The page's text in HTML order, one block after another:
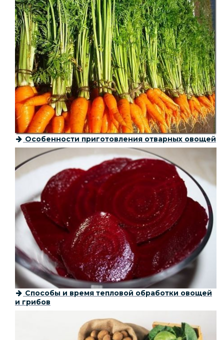
Особенности приготовления отварных овощей
Способы и время тепловой обработки овощей
и грибов